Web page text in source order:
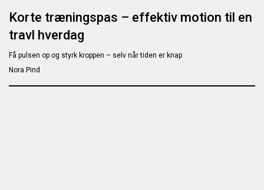
Korte træningspas – effektiv motion til en
travl hverdag
Få pulsen op og styrk kroppen – selv når tiden er knap
Nora Pind